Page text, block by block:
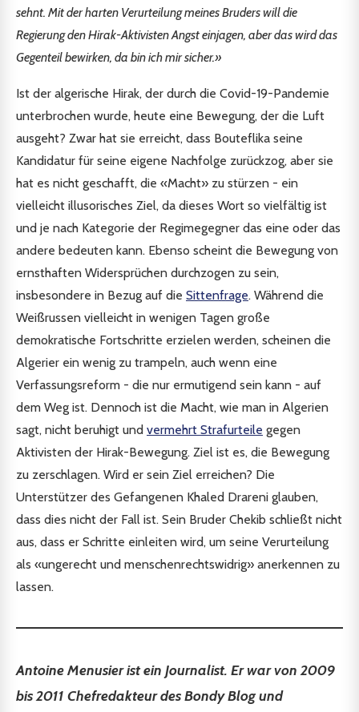
sehnt. Mit der harten Verurteilung meines Bruders will die
Regierung den Hirak-Aktivisten Angst einjagen, aber das wird das
Gegenteil bewirken, da bin ich mir sicher.»
Ist der algerische Hirak, der durch die Covid-19-Pandemie
unterbrochen wurde, heute eine Bewegung, der die Luft
ausgeht? Zwar hat sie erreicht, dass Bouteflika seine
Kandidatur für seine eigene Nachfolge zurückzog, aber sie
hat es nicht geschafft, die «Macht» zu stürzen - ein
vielleicht illusorisches Ziel, da dieses Wort so vielfältig ist
und je nach Kategorie der Regimegegner das eine oder das
andere bedeuten kann. Ebenso scheint die Bewegung von
ernsthaften Widersprüchen durchzogen zu sein,
insbesondere in Bezug auf die Sittenfrage. Während die
Weißrussen vielleicht in wenigen Tagen große
demokratische Fortschritte erzielen werden, scheinen die
Algerier ein wenig zu trampeln, auch wenn eine
Verfassungsreform - die nur ermutigend sein kann - auf
dem Weg ist. Dennoch ist die Macht, wie man in Algerien
sagt, nicht beruhigt und vermehrt Strafurteile gegen
Aktivisten der Hirak-Bewegung. Ziel ist es, die Bewegung
zu zerschlagen. Wird er sein Ziel erreichen? Die
Unterstützer des Gefangenen Khaled Drareni glauben,
dass dies nicht der Fall ist. Sein Bruder Chekib schließt nicht
aus, dass er Schritte einleiten wird, um seine Verurteilung
als «ungerecht und menschenrechtswidrig» anerkennen zu
lassen.
Antoine Menusierist ein Journalist. Er war von 2009
bis 2011 Chefredakteur des Bondy Blog und